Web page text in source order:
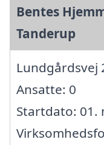
Bentes
Tanderup
Lundgårdsvej
Ansatte: 0
Startdato: 01.